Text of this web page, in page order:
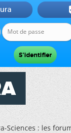
Sciences : les